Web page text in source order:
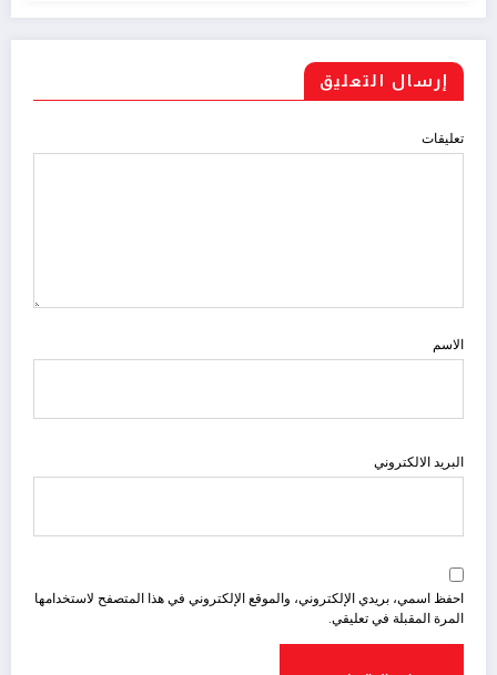
إرسال التعليق
تعليقات
الاسم
البريد الالكتروني
احفظ اسمي، بريدي الإلكتروني، والموقع الإلكتروني في هذا المتصفح لاستخدامها
المرة المقبلة في تعليقي.